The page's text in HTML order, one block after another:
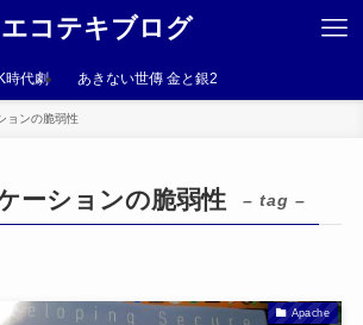
エコテキブログ
時代劇 あきない世傳 金と銀2
ョンの脆弱性
ーションの脆弱性 – tag –
Apache